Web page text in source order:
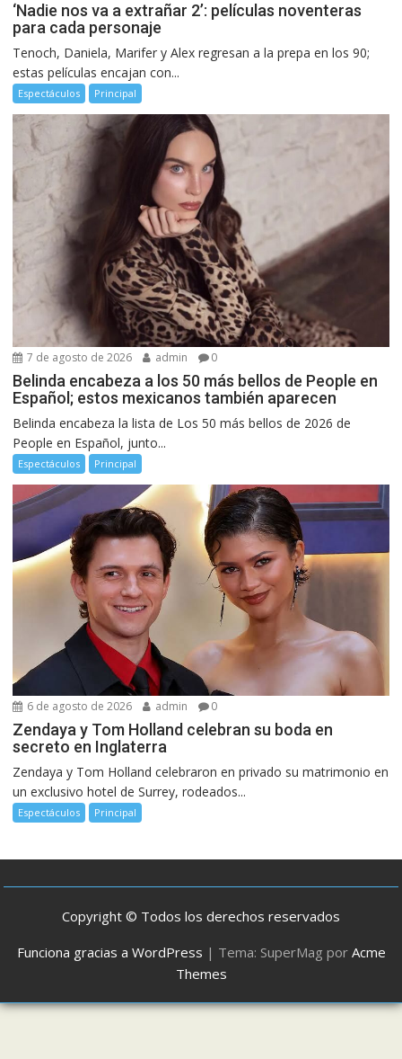
‘Nadie nos va a extrañar 2’: películas noventeras
para cada personaje
Tenoch, Daniela, Marifer y Alex regresan a la prepa en los 90;
estas películas encajan con...
Espectáculos Principal
7 de agosto de 2026 admin 0
Belinda encabeza a los 50 más bellos de People en
Español; estos mexicanos también aparecen
Belinda encabeza la lista de Los 50 más bellos de 2026 de
People en Español, junto...
Espectáculos Principal
6 de agosto de 2026 admin 0
Zendaya y Tom Holland celebran su boda en
secreto en Inglaterra
Zendaya y Tom Holland celebraron en privado su matrimonio en
un exclusivo hotel de Surrey, rodeados...
Espectáculos Principal
Copyright © Todos los derechos reservados
Funciona gracias a WordPress | Tema: SuperMag por Acme
Themes